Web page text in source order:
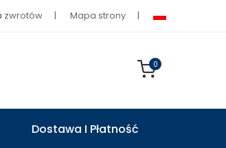
zwrotów Mapa strony
0
Dostawa I Płatność